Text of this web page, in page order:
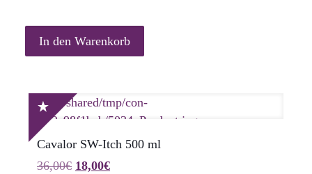
In den Warenkorb
Cavalor SW-Itch 500 ml
36,00€ Ursprünglicher
18,00€Aktueller